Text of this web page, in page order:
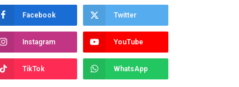
Facebook Twitter
Instagram YouTube
TikTok WhatsApp